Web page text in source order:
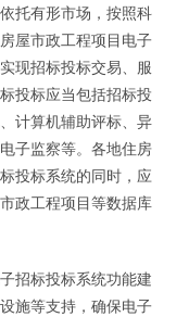
托有形市场，按照科
屋市政工程项目电子
现招标投标交易、服
投标应当包括招标投
计算机辅助评标、异
子监察等。各地住房
投标系统的同时，应
政工程项目等数据库
招标投标系统功能建
施等支持，确保电子